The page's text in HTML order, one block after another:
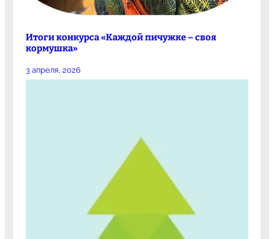
Итоги конкурса «Каждой пичужке – своя
кормушка»
3 апреля, 2026